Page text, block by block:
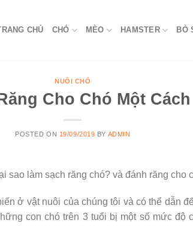
CHỦ CHÓ MÈO HAMSTER BÒ
NUÔI CHÓ
Cho Chó Một
POSTED ON 19/09/2019 BY ADMIN
sao làm sạch răng chó? và đánh răng cho
ở vật nuôi của chúng tôi và có thể dẫn
con chó trên 3 tuổi bị một số mức độ